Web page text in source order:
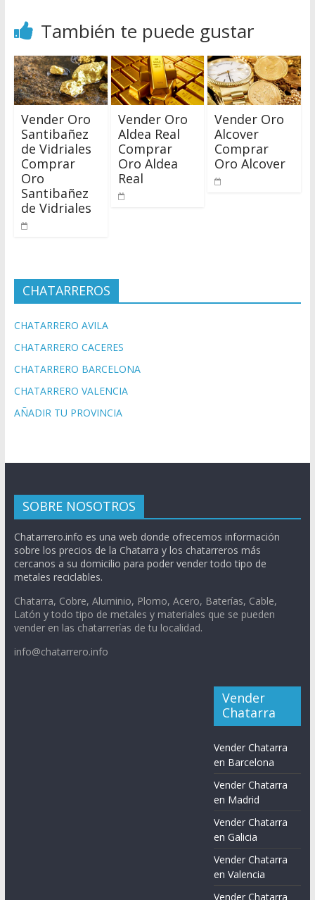
También te puede gustar
Vender Oro
Santibañez
de Vidriales
Comprar
Oro
Santibañez
de Vidriales
Vender Oro
Aldea Real
Comprar
Oro Aldea
Real
Vender Oro
Alcover
Comprar
Oro Alcover
CHATARREROS
CHATARRERO AVILA
CHATARRERO CACERES
CHATARRERO BARCELONA
CHATARRERO VALENCIA
AÑADIR TU PROVINCIA
SOBRE NOSOTROS
Chatarrero.info es una web donde ofrecemos información
sobre los precios de la Chatarra y los chatarreros más
cercanos a su domicilio para poder vender todo tipo de
metales reciclables.
Chatarra, Cobre, Aluminio, Plomo, Acero, Baterías, Cable,
Latón y todo tipo de metales y materiales que se pueden
vender en las chatarrerías de tu localidad.
info@chatarrero.info
Vender
Chatarra
Vender Chatarra
en Barcelona
Vender Chatarra
en Madrid
Vender Chatarra
en Galicia
Vender Chatarra
en Valencia
Vender Chatarra